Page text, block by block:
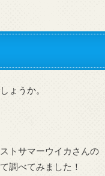
ょうか。
トサマーウイカさんの
調べてみました！